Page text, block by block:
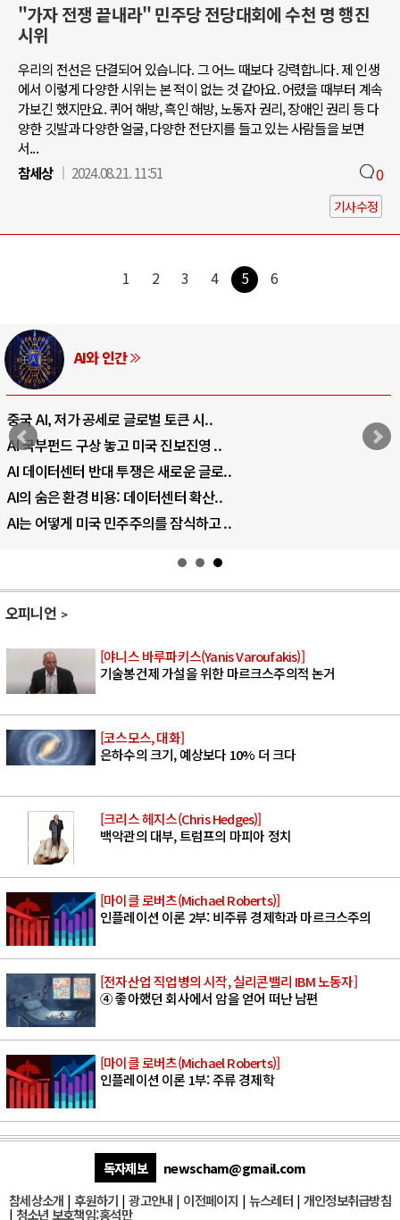
"가자 전쟁 끝내라" 민주당 전당대회에 수천 명 행진
시위
우리의 전선은 단결되어 있습니다. 그 어느 때보다 강력합니다. 제 인생
에서 이렇게 다양한 시위는 본 적이 없는 것 같아요. 어렸을 때부터 계속
가보긴 했지만요. 퀴어 해방, 흑인 해방, 노동자 권리, 장애인 권리 등 다
양한 깃발과 다양한 얼굴, 다양한 전단지를 들고 있는 사람들을 보면
서...
참세상
2024.08.21. 11:51 0
기사수정
1 2 3 4 5 6
AI와 인간
중국 AI, 저가 공세로 글로벌 토큰 시..
AI 국부펀드 구상 놓고 미국 진보진영 ..
AI 데이터센터 반대 투쟁은 새로운 글로..
AI의 숨은 환경 비용: 데이터센터 확산..
AI는 어떻게 미국 민주주의를 잠식하고 ..
오피니언
[야니스 바루파키스(Yanis Varoufakis)]
기술봉건제 가설을 위한 마르크스주의적 논거
[코스모스, 대화]
은하수의 크기, 예상보다 10% 더 크다
[크리스 헤지스(Chris Hedges)]
백악관의 대부, 트럼프의 마피아 정치
[마이클 로버츠(Michael Roberts)]
인플레이션 이론 2부: 비주류 경제학과 마르크스주의
[전자산업 직업병의 시작, 실리콘밸리 IBM 노동자]
④ 좋아했던 회사에서 암을 얻어 떠난 남편
[마이클 로버츠(Michael Roberts)]
인플레이션 이론 1부: 주류 경제학
독자제보
newscham@gmail.com
참세상소개 | 후원하기 |광고안내 | 이전페이지 | 뉴스레터| 개인정보취급방침
| 청소년 보호책임:홍석만